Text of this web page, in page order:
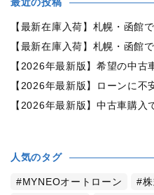
最近の投稿
人気のタグ
MYNEOオートローン